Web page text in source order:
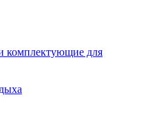
комплектующие для